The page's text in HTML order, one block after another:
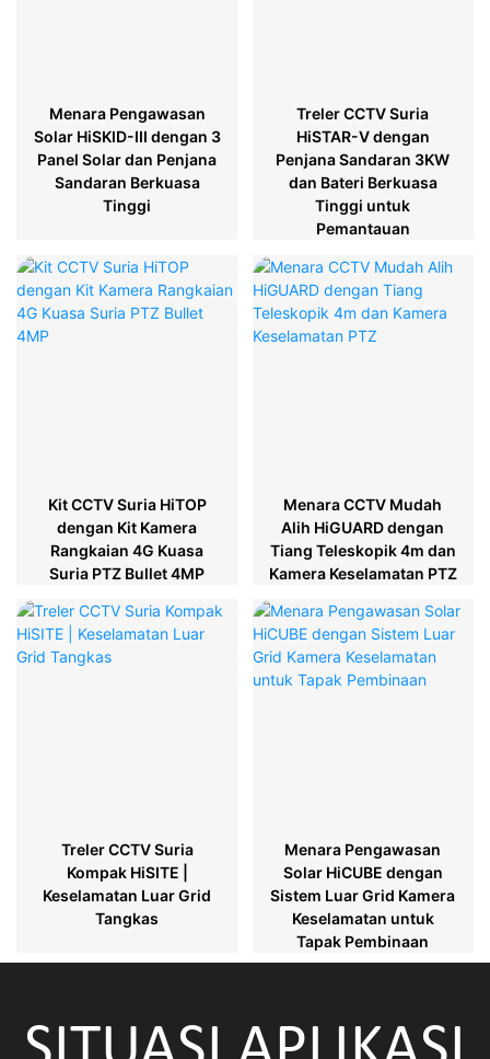
Menara Pengawasan
Solar HiSKID-III dengan 3
Panel Solar dan Penjana
Sandaran Berkuasa
Tinggi
Treler CCTV Suria
HiSTAR-V dengan
Penjana Sandaran 3KW
dan Bateri Berkuasa
Tinggi untuk
Pemantauan
Kit CCTV Suria HiTOP
dengan Kit Kamera
Rangkaian 4G Kuasa
Suria PTZ Bullet 4MP
Menara CCTV Mudah
Alih HiGUARD dengan
Tiang Teleskopik 4m dan
Kamera Keselamatan PTZ
Treler CCTV Suria
Kompak HiSITE |
Keselamatan Luar Grid
Tangkas
Menara Pengawasan
Solar HiCUBE dengan
Sistem Luar Grid Kamera
Keselamatan untuk
Tapak Pembinaan